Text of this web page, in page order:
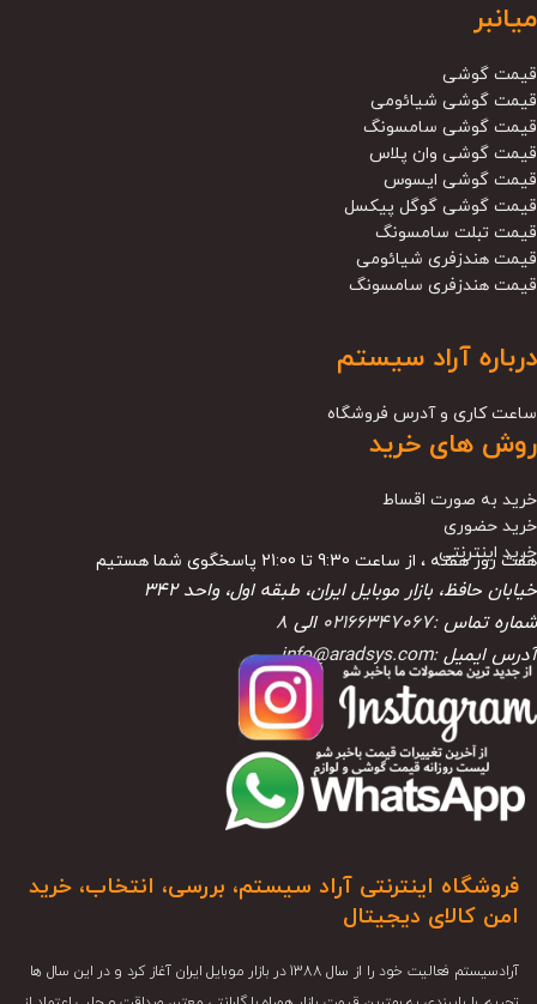
میانبر
قیمت گوشی
قیمت گوشی شیائومی
قیمت گوشی سامسونگ
قیمت گوشی وان پلاس
قیمت گوشی ایسوس
قیمت گوشی گوگل پیکسل
قیمت تبلت سامسونگ
قیمت هندزفری شیائومی
قیمت هندزفری سامسونگ
درباره آراد سیستم
ساعت کاری و آدرس فروشگاه
روش های خرید
خرید به صورت اقساط
خرید حضوری
خرید اینترنتی
هفت روز هفته ، از ساعت 9:30 تا 21:00 پاسخگوی شما هستیم
خیابان حافظ، بازار موبایل ایران، طبقه اول، واحد ۳۴۲
شماره تماس :02166347067 الی 8
آدرس ایمیل :info@aradsys.com
فروشگاه اینترنتی آراد سیستم، بررسی، انتخاب، خرید
امن کالای دیجیتال
آرادسیستم فعالیت خود را از سال 1388 در بازار موبایل ایران آغاز کرد و در این سال ها